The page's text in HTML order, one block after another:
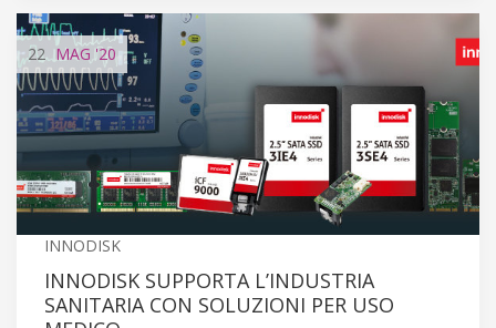
22 MAG '20
INNODISK
INNODISK SUPPORTA L’INDUSTRIA
SANITARIA CON SOLUZIONI PER USO